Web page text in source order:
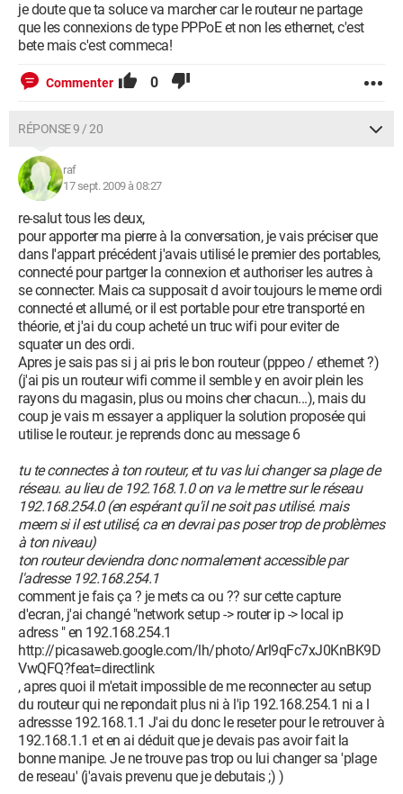
je doute que ta soluce va marcher car le routeur ne partage
que les connexions de type PPPoE et non les ethernet, c'est
bete mais c'est commeca!
Commenter 0
RÉPONSE 9 / 20
raf
17 sept. 2009 à 08:27
re-salut tous les deux,
pour apporter ma pierre à la conversation, je vais préciser que
dans l'appart précédent j'avais utilisé le premier des portables,
connecté pour partger la connexion et authoriser les autres à
se connecter. Mais ca supposait d avoir toujours le meme ordi
connecté et allumé, or il est portable pour etre transporté en
théorie, et j'ai du coup acheté un truc wifi pour eviter de
squater un des ordi.
Apres je sais pas si j ai pris le bon routeur (pppeo / ethernet ?)
(j'ai pis un routeur wifi comme il semble y en avoir plein les
rayons du magasin, plus ou moins cher chacun...), mais du
coup je vais m essayer a appliquer la solution proposée qui
utilise le routeur. je reprends donc au message 6
tu te connectes à ton routeur, et tu vas lui changer sa plage de
réseau. au lieu de 192.168.1.0 on va le mettre sur le réseau
192.168.254.0 (en espérant qu'il ne soit pas utilisé. mais
meem si il est utilisé, ca en devrai pas poser trop de problèmes
à ton niveau)
ton routeur deviendra donc normalement accessible par
l'adresse 192.168.254.1
comment je fais ça ? je mets ca ou ?? sur cette capture
d'ecran, j'ai changé "network setup -> router ip -> local ip
adress " en 192.168.254.1
http://picasaweb.google.com/lh/photo/Arl9qFc7xJ0KnBK9D
VwQFQ?feat=directlink
, apres quoi il m'etait impossible de me reconnecter au setup
du routeur qui ne repondait plus ni à l'ip 192.168.254.1 ni a l
adressse 192.168.1.1 J'ai du donc le reseter pour le retrouver à
192.168.1.1 et en ai déduit que je devais pas avoir fait la
bonne manipe. Je ne trouve pas trop ou lui changer sa 'plage
de reseau' (j'avais prevenu que je debutais ;) )